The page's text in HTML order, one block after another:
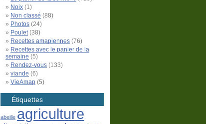
Noix (1)
Non classé (88)
Photos (24)
Poulet(38)
Recettes amapiennes (76)
Recettes avec le panier de la
semaine (5)
Rendez-vous (133)
viande (6)
VieAmap (5)
Étiquettes
abeille agriculture